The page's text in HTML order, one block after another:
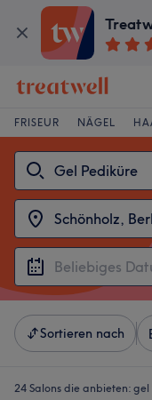
FRISEUR NÄGEL
Sortieren nach
24 Salons die anbieten: gel